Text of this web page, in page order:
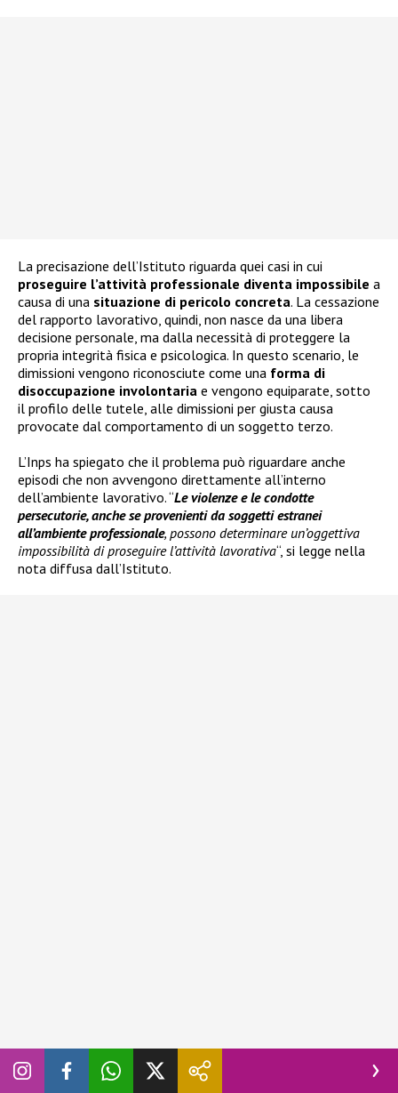
La precisazione dell’Istituto riguarda quei casi in cui
proseguire l’attività professionale diventa impossibile a
causa di una situazione di pericolo concreta. La cessazione
del rapporto lavorativo, quindi, non nasce da una libera
decisione personale, ma dalla necessità di proteggere la
propria integrità fisica e psicologica. In questo scenario, le
dimissioni vengono riconosciute come una forma di
disoccupazione involontaria e vengono equiparate, sotto
il profilo delle tutele, alle dimissioni per giusta causa
provocate dal comportamento di un soggetto terzo.
L’Inps ha spiegato che il problema può riguardare anche
episodi che non avvengono direttamente all’interno
dell’ambiente lavorativo. “Le violenze e le condotte
persecutorie, anche se provenienti da soggetti estranei
all’ambiente professionale, possono determinare un’oggettiva
impossibilità di proseguire l’attività lavorativa“, si legge nella
nota diffusa dall’Istituto.